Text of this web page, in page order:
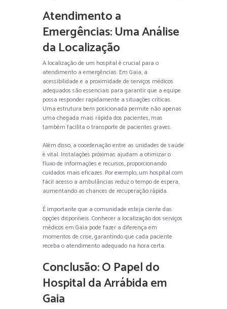
Atendimento a
Emergências: Uma Análise
da Localização
A localização de um hospital é crucial para o
atendimento a emergências. Em Gaia, a
acessibilidade e a proximidade de serviços médicos
adequados são essenciais para garantir que a equipe
possa responder rapidamente a situações críticas.
Uma estrutura bem posicionada permite não apenas
uma chegada mais rápida dos pacientes, mas
também facilita o transporte de pacientes graves.
Além disso, a coordenação entre as unidades de saúde
é vital. Instalações próximas ajudam a otimizar o
fluxo de informações e recursos, proporcionando
cuidados mais eficazes. Por exemplo, um hospital com
fácil acesso a ambulâncias reduz o tempo de espera,
aumentando as chances de recuperação rápida.
É importante que a comunidade esteja ciente das
opções disponíveis. Conhecer a localização dos serviços
médicos em Gaia pode fazer a diferença em
momentos de crise, garantindo que cada paciente
receba o atendimento adequado na hora certa.
Conclusão: O Papel do
Hospital da Arrábida em
Gaia